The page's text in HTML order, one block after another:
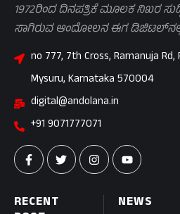
NEWS
RECENT
1972ರಿಂದ ದಿನಪತ್ರಿಕೆ ಮೂಲಕ ನಿಖರ
ಸಾಗಿರುವ ಆಂದೋಲನ ಈಗ
no 777, 7th Cross, Ramanuja
Mysuru, Karnataka 570004
digital@andolana.in
+91 9071777071